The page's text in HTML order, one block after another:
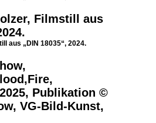
aus „DIN 18035“, 2024.